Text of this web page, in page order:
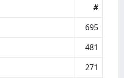
#
695
481
271